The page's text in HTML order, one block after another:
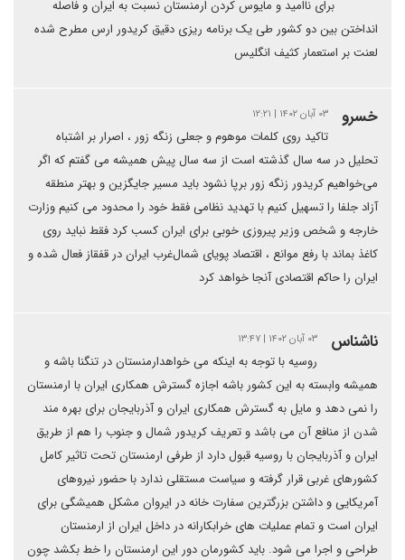
برای ناامید و مایوس کردن ارمنستان نسبت به ایران و فاصله
انداختن بین دو کشور طی یک برنامه ریزی دقیق کریدور ارس مطرح شده
لعنت بر استعمار کثیف انگلیس
خسرو ۰۳ آبان ۱۴۰۲ | ۱۲:۲۱
تاکید روی کلمات موهوم و جعلی زنگه زور ، اصرار بر اشتباه
تحلیل در سه سال گذشته است از سه سال پیش همیشه می گفتم که اگر
می‌خواهیم کریدور زنگه زور برپا نشود باید مسیر جایگزین و بهتر منطقه
آزاد جلفا را تسهیل کنیم با تهدید نظامی فقط خود را محدود می کنیم وزارت
خارجه و شخص وزیر پیروزی خوبی برای ایران کسب کرد فقط نباید روی
کاغذ بماند با رفع موانع ، اقتصاد پویای شمال‌غرب ایران در قفقاز فعال شده و
ایران را حاکم اقتصادی آنجا خواهد کرد
ناشناس ۰۳ آبان ۱۴۰۲ | ۱۳:۴۷
روسیه با توجه به اینکه می خواهدارمنستان در تنگنا باشه و
همیشه وابسته به این کشور باشه اجازه گسترش همکاری ایران با ارمنستان
را نمی دهد و مایل به گسترش همکاری ایران و آذربایجان برای بهره مند
شدن از منافع آن می باشد و تعریف کریدور شمال و جنوب را هم از طریق
ایران و آذربایجان با روسیه قبول دارد از طرفی ارمنستان تحت تاثیر کامل
کشورهای غربی قرار گرفته و سیاست مستقلی ندارد با حضور نیروهای
آمریکایی و داشتن بزرگترین سفارت خانه در ایروان مشکل همیشگی برای
ایران است و تمام عملیات های خرابکارانه در داخل ایران از ارمنستان
طراحی و اجرا می شود. باید کشورمان دور این ارمنستان را خط بکشد چون